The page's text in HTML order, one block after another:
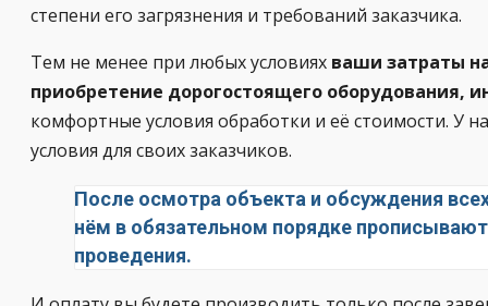
степени его загрязнения и требований заказчика.
Тем не менее при любых условиях ваши затраты
приобретение дорогостоящего оборудования,
комфортные условия обработки и её стоимости. У
условия для своих заказчиков.
После осмотра объекта и обсуждения
нём в обязательном порядке
проведения.